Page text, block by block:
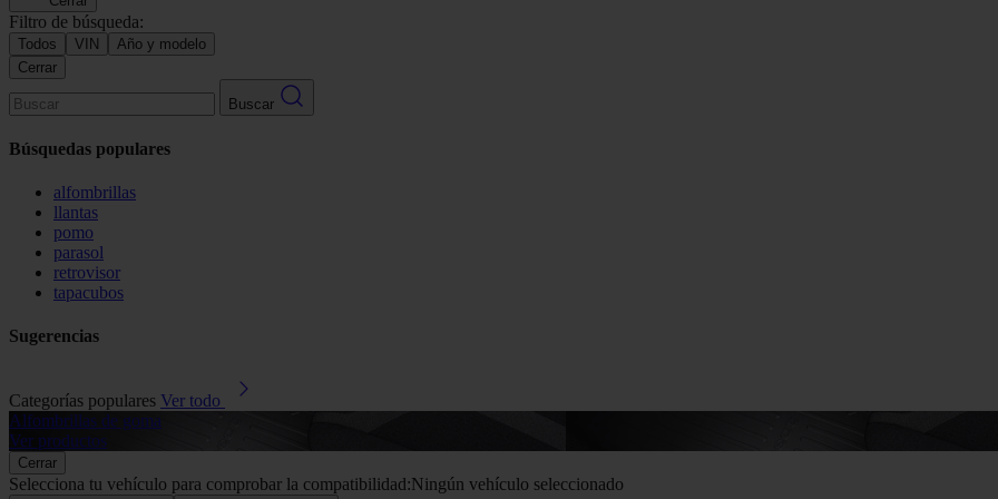
Filtro de búsqueda:
Todos VIN
Año y modelo
Cerrar
Buscar
Búsquedas populares
alfombrillas
llantas
pomo
parasol
retrovisor
tapacubos
Sugerencias
Categorías populares Ver todo
Alfombrillas de goma
Ver productos
Cerrar
Selecciona tu vehículo para comprobar la compatibilidad:Ningún vehículo seleccionado